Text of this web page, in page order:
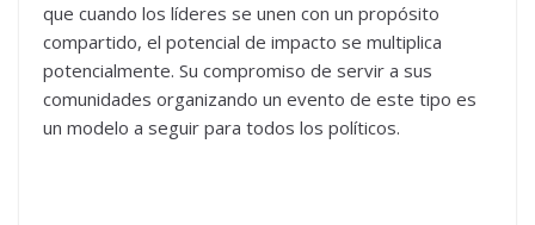
que cuando los líderes se unen con un propósito
compartido, el potencial de impacto se multiplica
potencialmente. Su compromiso de servir a sus
comunidades organizando un evento de este tipo es
un modelo a seguir para todos los políticos.